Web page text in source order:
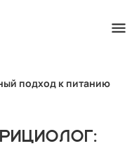
подход к питанию